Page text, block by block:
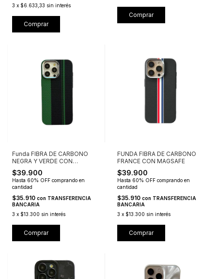
3 x $6.633,33 sin interés
Comprar
Comprar
Funda FIBRA DE CARBONO
NEGRA Y VERDE CON
MAGSAFE
$39.900
Hasta 60% OFF comprando en
cantidad
$35.910 con TRANSFERENCIA
BANCARIA
3 x $13.300 sin interés
Comprar
FUNDA FIBRA DE CARBONO
FRANCE CON MAGSAFE
$39.900
Hasta 60% OFF comprando en
cantidad
$35.910 con TRANSFERENCIA
BANCARIA
3 x $13.300 sin interés
Comprar